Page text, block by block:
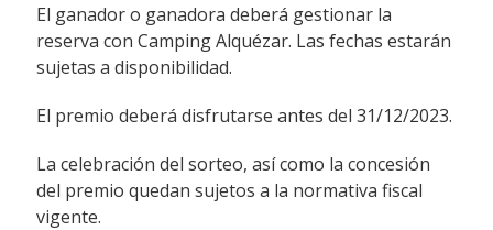
El ganador o ganadora deberá gestionar la
reserva con Camping Alquézar. Las fechas estarán
sujetas a disponibilidad.
El premio deberá disfrutarse antes del 31/12/2023.
La celebración del sorteo, así como la concesión
del premio quedan sujetos a la normativa fiscal
vigente.